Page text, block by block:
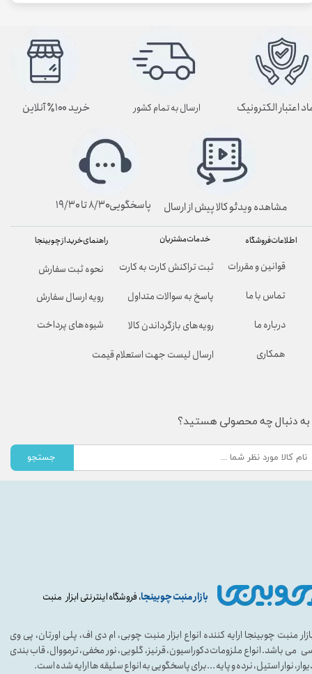
بازار منبت چوبینجا، فروشگاه اینترنتی ابزار منبت
منبت چوبینجا ارایه کننده انواع ابزار منبت چوبی، ام دی اف، پلی اورتان، پی وی
می باشد. انواع ملزومات دکوراسیون، قرنیز، گلویی، نور مخفی، ترمووال، قاب بندی
نوار استیل، نرده و پایه ...برای پاسخگویی به انواع سلیقه ها ارایه شده است.
راهنمای خرید از چوبینجا
نحوه ثبت سفارش
رویه ارسال سفارش
شیوه‌های پرداخت
خدمات مشتریان
ثبت تراکنش کارت به کارت
پاسخ به سوالات متداول
رویه‌های بازگرداندن کالا
ارسال لیست جهت استعلام قیمت
اطلاعات فروشگاه
قوانین و مقررات
تماس با ما
درباره ما
همکاری
به دنبال چه محصولی هستید؟
جستجو
ارسال به تمام کشور
پاسخگویی۸/۳۰ تا ۱۹/۳۰
اعتبار الکترونیک خرید ۱۰۰٪ آنلاین
مشاهده ویدئو کالا پیش از ارسال